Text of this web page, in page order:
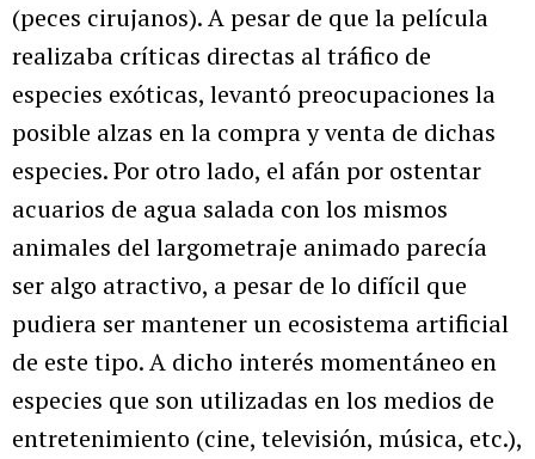
(peces cirujanos). A pesar de que la película
realizaba críticas directas al tráfico de
especies exóticas, levantó preocupaciones la
posible alzas en la compra y venta de dichas
especies. Por otro lado, el afán por ostentar
acuarios de agua salada con los mismos
animales del largometraje animado parecía
ser algo atractivo, a pesar de lo difícil que
pudiera ser mantener un ecosistema artificial
de este tipo. A dicho interés momentáneo en
especies que son utilizadas en los medios de
entretenimiento (cine, televisión, música, etc.),